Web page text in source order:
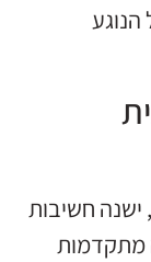
חשיבות
מתקדמות